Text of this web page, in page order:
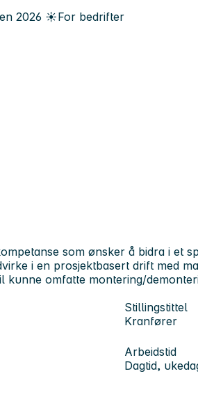
2026 ☀️For bedrifter
som ønsker å bidra i et
i en prosjektbasert drift med
omfatte montering/
Stillingstittel
Kranfører
Arbeidstid
Dagtid,